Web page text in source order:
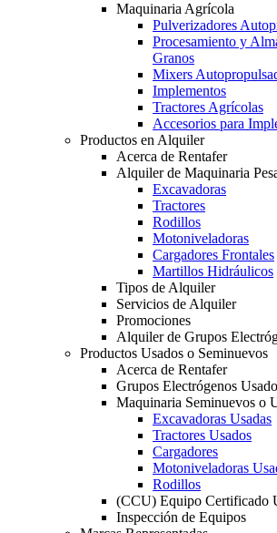
Maquinaria Agrícola
Pulverizadores
Procesamiento y
Granos
Mixers
Implementos
Tractores Agrícolas
Accesorios para
Productos en Alquiler
Acerca de Rentafer
Alquiler de Maquinaria
Excavadoras
Tractores
Rodillos
Motoniveladoras
Cargadores Frontales
Martillos Hidráulicos
Tipos de Alquiler
Servicios de Alquiler
Promociones
Alquiler de Grupos
Productos Usados o Seminuevos
Acerca de Rentafer
Grupos Electrógenos
Maquinaria Seminuevos o
Excavadoras Usadas
Tractores Usados
Cargadores
Motoniveladoras
Rodillos
(CCU) Equipo Certificado
Inspección de Equipos